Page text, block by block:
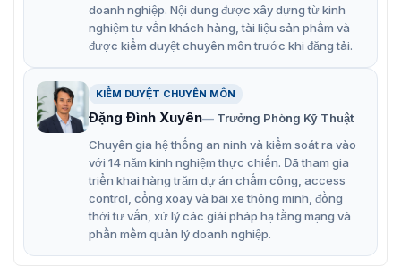
Barrier tự động Hikvision DS-TMG300-D
Đặc điểm hoạt động của barrier
Hikvision DS-TMG300-D
Lắp đặt linh hoạt
Barrier Hikvision DS-TMG300-D được thiết kế nhỏ gọn,
tối ưu cho việc lắp đặt bên hông, giúp tiết kiệm không
gian và dễ dàng bảo trì. Sản phẩm có cấu trúc linh hoạt,
cho phép lắp đặt nhanh chóng mà không cần thay đổi
kết cấu khu vực hiện có. Đây là điểm mạnh giúp tăng
doanh nghiệp. Nội dung được xây dựng từ kinh
nghiệm tư vấn khách hàng, tài liệu sản phẩm và
được kiểm duyệt chuyên môn trước khi đăng tải.
KIỂM DUYỆT CHUYÊN MÔN
Đặng Đình Xuyên
Trưởng Phòng Kỹ Thuật
Chuyên gia hệ thống an ninh và kiểm soát ra vào
với 14 năm kinh nghiệm thực chiến. Đã tham gia
triển khai hàng trăm dự án chấm công, access
control, cổng xoay và bãi xe thông minh, đồng
thời tư vấn, xử lý các giải pháp hạ tầng mạng và
phần mềm quản lý doanh nghiệp.